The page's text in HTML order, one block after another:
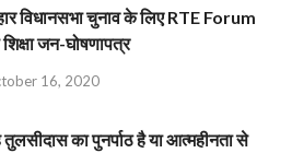
विधानसभा चुनाव के लिए RTE Forum
जन-घोषणापत्र
16, 2020
का पुनर्पाठ है या आत्महीनता से